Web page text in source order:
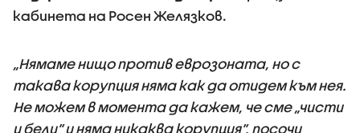
кабинета на Росен Желязков.
„Нямаме нищо против еврозоната, но с
такава корупция няма как да отидем към нея.
Не можем в момента да кажем, че сме „чисти
и бели” и няма никаква корупция”, посочи